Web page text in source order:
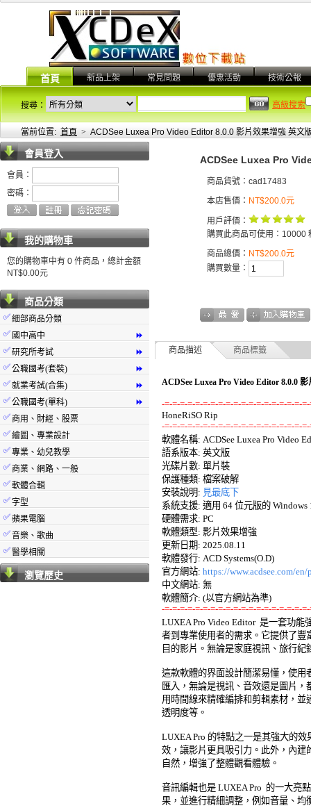
首頁 新品上架 常見問題 優惠活動 技術公報
搜尋： 高級搜索
當前位置: 首頁 > ACDSee Luxea Pro Video Editor 8.0.0 影片效果增強 英文
會員登入
會員：
密碼：
我的購物車
您的購物車中有 0 件商品，總計金額
NT$0.00元
商品分類
✅細部商品分類
⏩
✅ 國中高中
⏩
✅研究所考試
⏩
✅公職國考(套裝)
⏩
✅就業考試(合集)
⏩
✅公職國考(單科)
✅ 商用、財經、股票
✅繪圖、專業設計
✅專業、幼兒教學
✅ 商業、網路、一般
✅軟體合輯
✅字型
✅蘋果電腦
✅音樂、歌曲
✅醫學相關
瀏覽歷史
ACDSee Luxea Pro
商品貨號：cad17483
本店售價： NT$200.0元
用戶評價：
購買此商品可使用：10000
商品總價： NT$200.0元
購買數量：
商品描述 商品標籤
ACDSee Luxea Pro Video Editor 8.0.0
-=-=-=-=-=-=-=-=-=-=-=-=-=-=-=-=-=-=-
-=-=-=-=-=-=-=-=-=-=-=-=-=-=-=-=-=-=-
軟體名稱: ACDSee Luxea Pro Video
語系版本: 英文版
光碟片數: 單片裝
保護種類: 檔案破解
安裝說明: 見最底下
系統支援: 適用 64 位元版的
硬體需求: PC
軟體類型: 影片效果增強
更新日期: 2025.08.11
軟體發行: ACD Systems(O.D)
官方網站: https://www.acdsee.com/
中文網站: 無
-=-=-=-=-=-=-=-=-=-=-=-=-=-=-=-=-=-=-
LUXEA Pro Video Editor  是一套功
者到專業使用者的需求。它提供了
目的影片。無論是家庭視訊、旅行
這款軟體的界面設計簡潔易懂，使
匯入，無論是視訊、音效還是圖片
用時間線來精確編排和剪輯素材，
透明度等。
LUXEA Pro 的特點之一是其強大的
效，讓影片更具吸引力。此外，內
自然，增強了整體觀看體驗。
音訊編輯也是 LUXEA Pro  的一大亮
果，並進行精細調整，例如音量、